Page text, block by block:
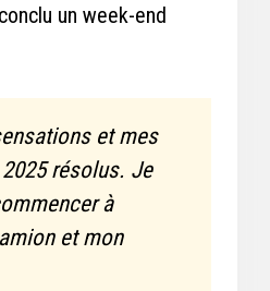
un week-end
et mes
résolus. Je
à
et mon